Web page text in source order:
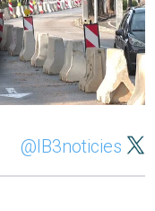
@IB3noticies